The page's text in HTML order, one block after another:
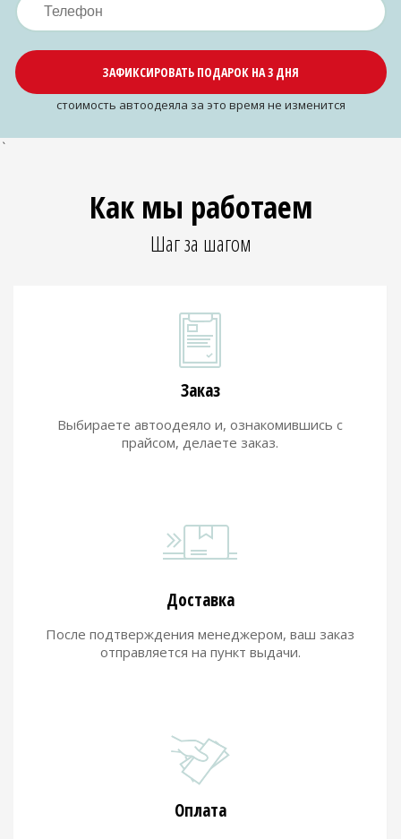
ЗАФИКСИРОВАТЬ ПОДАРОК НА 3 ДНЯ
cтоимость автоодеяла за это время не изменится
`
Как мы работаем
Шаг за шагом
Заказ
Выбираете автоодеяло и, ознакомившись с
прайсом, делаете заказ.
Доставка
После подтверждения менеджером, ваш заказ
отправляется на пункт выдачи.
Оплата